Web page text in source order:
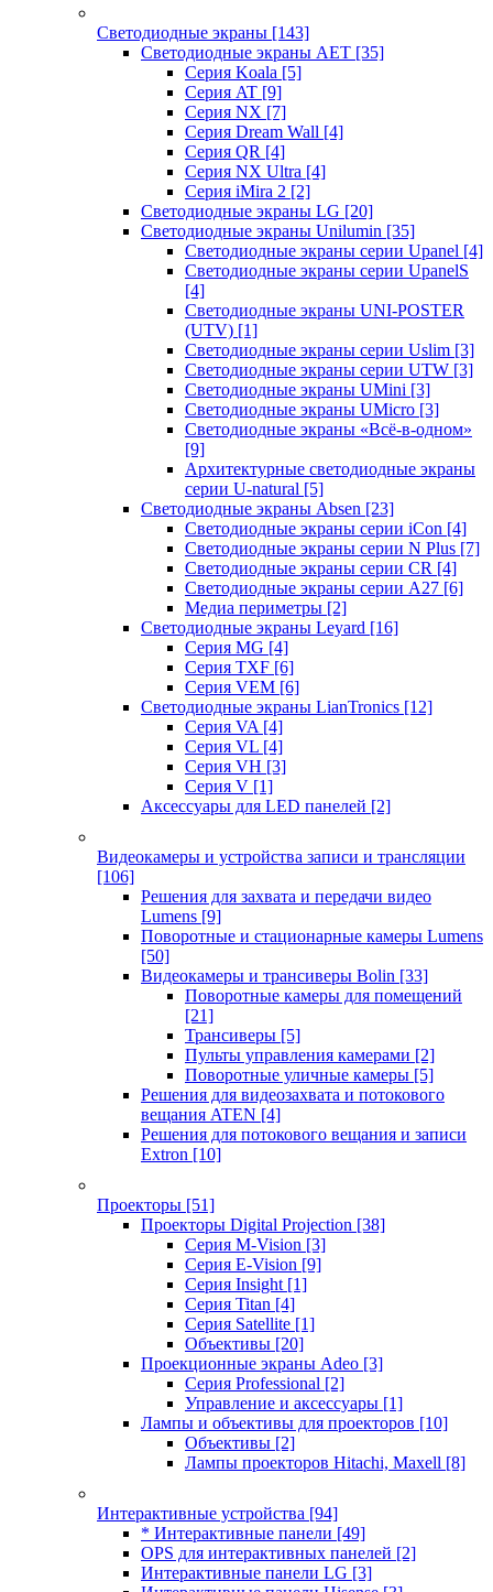
Светодиодные экраны [143]
Светодиодные экраны AET [35]
Cерия Koala [5]
Серия AT [9]
Серия NX [7]
Серия Dream Wall [4]
Серия QR [4]
Серия NX Ultra [4]
Серия iMira 2 [2]
Светодиодные экраны LG [20]
Светодиодные экраны Unilumin [35]
Светодиодные экраны серии Upanel [4]
Светодиодные экраны серии UpanelS
[4]
Светодиодные экраны UNI-POSTER
(UTV) [1]
Светодиодные экраны серии Uslim [3]
Светодиодные экраны серии UTW [3]
Светодиодные экраны UMini [3]
Светодиодные экраны UMicro [3]
Светодиодные экраны «Всё-в-одном»
[9]
Архитектурные светодиодные экраны
серии U-natural [5]
Светодиодные экраны Absen [23]
Светодиодные экраны серии iCon [4]
Светодиодные экраны серии N Plus [7]
Светодиодные экраны серии CR [4]
Светодиодные экраны серии А27 [6]
Медиа периметры [2]
Светодиодные экраны Leyard [16]
Серия MG [4]
Серия TXF [6]
Серия VEM [6]
Светодиодные экраны LianTronics [12]
Серия VA [4]
Серия VL [4]
Серия VH [3]
Серия V [1]
Аксессуары для LED панелей [2]
Видеокамеры и устройства записи и трансляции
[106]
Решения для захвата и передачи видео
Lumens [9]
Поворотные и стационарные камеры Lumens
[50]
Видеокамеры и трансиверы Bolin [33]
Поворотные камеры для помещений
[21]
Трансиверы [5]
Пульты управления камерами [2]
Поворотные уличные камеры [5]
Решения для видеозахвата и потокового
вещания ATEN [4]
Решения для потокового вещания и записи
Extron [10]
Проекторы [51]
Проекторы Digital Projection [38]
Серия M-Vision [3]
Серия E-Vision [9]
Серия Insight [1]
Серия Titan [4]
Серия Satellite [1]
Объективы [20]
Проекционные экраны Adeo [3]
Серия Professional [2]
Управление и аксессуары [1]
Лампы и объективы для проекторов [10]
Объективы [2]
Лампы проекторов Hitachi, Maxell [8]
Интерактивные устройства [94]
* Интерактивные панели [49]
OPS для интерактивных панелей [2]
Интерактивные панели LG [3]